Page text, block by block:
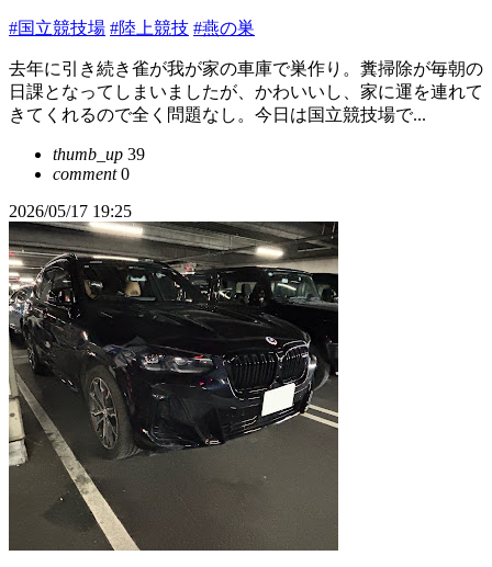
#国立競技場 #陸上競技 #燕の巣
去年に引き続き雀が我が家の車庫で巣作り。糞掃除が毎朝の
日課となってしまいましたが、かわいいし、家に運を連れて
きてくれるので全く問題なし。今日は国立競技場で...
thumb_up 39
comment0
2026/05/17 19:25